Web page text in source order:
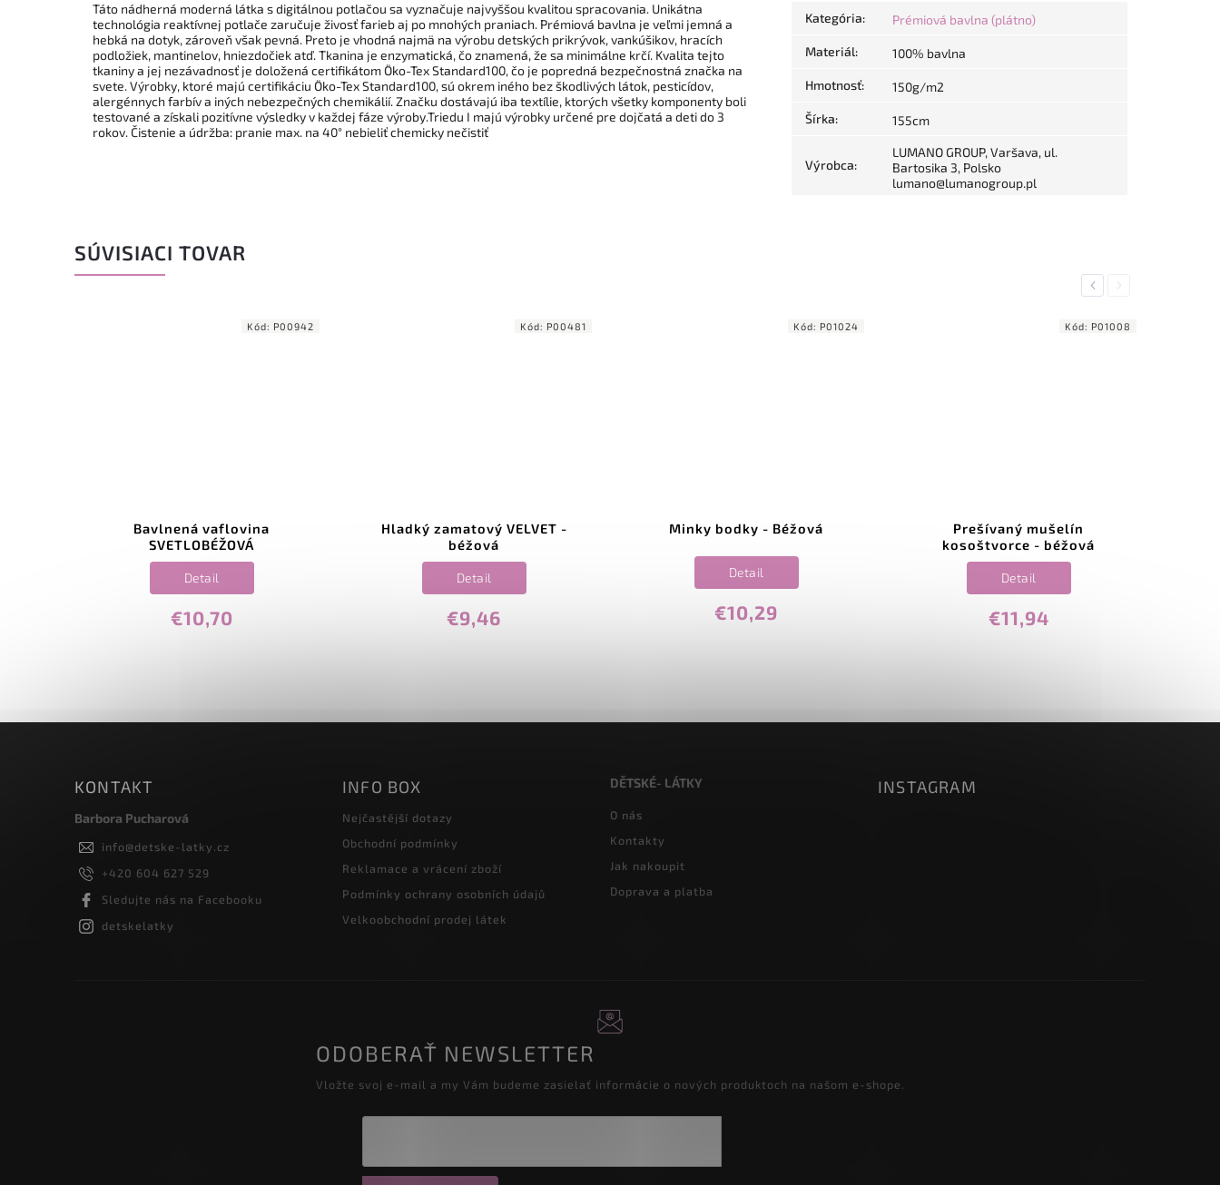
Táto nádherná moderná látka s digitálnou potlačou sa vyznačuje najvyššou kvalitou spracovania. Unikátna
technológia reaktívnej potlače zaručuje živosť farieb aj po mnohých praniach. Prémiová bavlna je veľmi jemná a
hebká na dotyk, zároveň však pevná. Preto je vhodná najmä na výrobu detských prikrývok, vankúšikov, hracích
podložiek, mantinelov, hniezdočiek atď. Tkanina je enzymatická, čo znamená, že sa minimálne krčí. Kvalita tejto
tkaniny a jej nezávadnosť je doložená certifikátom Öko-Tex Standard100, čo je popredná bezpečnostná značka na
svete. Výrobky, ktoré majú certifikáciu Öko-Tex Standard100, sú okrem iného bez škodlivých látok, pesticídov,
alergénnych farbív a iných nebezpečných chemikálií. Značku dostávajú iba textílie, ktorých všetky komponenty boli
testované a získali pozitívne výsledky v každej fáze výroby.Triedu I majú výrobky určené pre dojčatá a deti do 3
rokov. Čistenie a údržba: pranie max. na 40° nebieliť chemicky nečistiť
Kategória: Prémiová bavlna (plátno)
Materiál: 100% bavlna
Hmotnosť: 150g/m2
Šírka: 155cm
Výrobca:
LUMANO GROUP, Varšava, ul.
Bartosika 3, Polsko
lumano@lumanogroup.pl
SÚVISIACI TOVAR
Previous
Bavlnená vaflovina
SVETLOBÉŽOVÁ
€10,70
Detail
Kód: P00942
Hladký zamatový VELVET -
béžová
€9,46
Detail
Kód: P00481
Minky bodky - Béžová
€10,29
Detail
Kód: P01024
Prešívaný mušelín
kosoštvorce - béžová
€11,94
Detail
Kód: P01008
Next
KONTAKT
Barbora Pucharová
info@detske-latky.cz
+420 604 627 529
Sledujte nás na Facebooku
detskelatky
INFO BOX
Nejčastější dotazy
Obchodní podmínky
Reklamace a vrácení zboží
Podmínky ochrany osobních údajů
Velkoobchodní prodej látek
DĚTSKÉ- LÁTKY
O nás
Kontakty
Jak nakoupit
Doprava a platba
INSTAGRAM
ODOBERAŤ NEWSLETTER
Vložte svoj e-mail a my Vám budeme zasielať informácie o nových produktoch na našom e-shope.